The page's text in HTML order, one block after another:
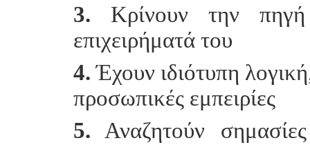
3. Κρίνουν την
επιχειρήματά του
4.Έχουν ιδιότυπη
προσωπικές εμπειρίες
5. Αναζητούν